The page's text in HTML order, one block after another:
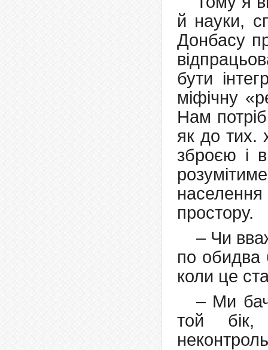
й науки,
Донбасу
бути
міфічну
Нам
як до тих.
зброєю і
простору.
– Чи
по обидва
коли це
– Ми
той